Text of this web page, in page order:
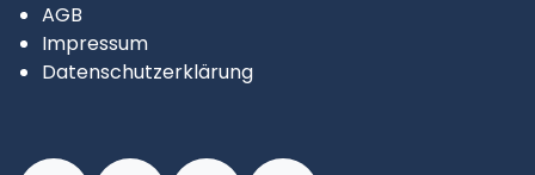
AGB
Impressum
Datenschutzerklärung